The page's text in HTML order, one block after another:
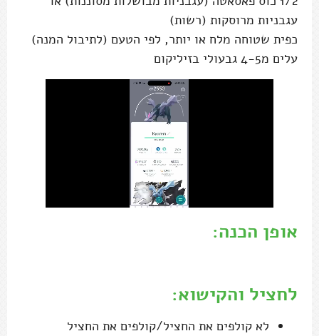
עגבניות מרוסקות (רשות)
כפית שטוחה מלח או יותר, לפי הטעם (לתיבול המנה)
עלים מ4-5 גבעולי בזיליקום
אופן הכנה:
לחציל והקישוא:
לא קולפים את החציל/קולפים את החציל